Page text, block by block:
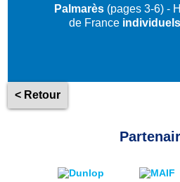
Palmarès(pages 3-6) -
de France individuels
< Retour